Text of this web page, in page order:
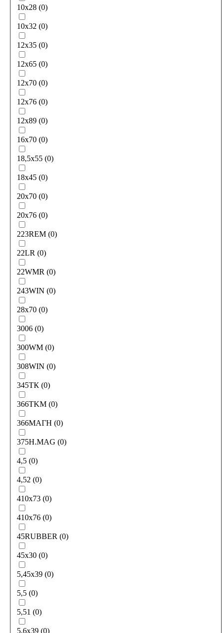
10x28 (0)
10x32 (0)
12x35 (0)
12х65 (0)
12х70 (0)
12х76 (0)
12х89 (0)
16х70 (0)
18,5x55 (0)
18x45 (0)
20х70 (0)
20х76 (0)
223REM (0)
22LR (0)
22WMR (0)
243WIN (0)
28х70 (0)
3006 (0)
300WM (0)
308WIN (0)
345ТК (0)
366TKM (0)
366МАГН (0)
375H.MAG (0)
4,5 (0)
4,52 (0)
410х73 (0)
410х76 (0)
45RUBBER (0)
45х30 (0)
5,45x39 (0)
5,5 (0)
5,51 (0)
5,6x39 (0)